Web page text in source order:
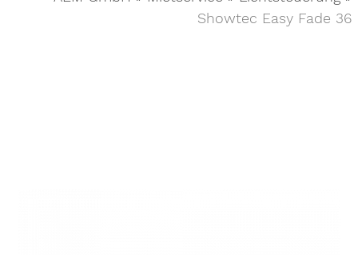
Showtec Easy Fade 36